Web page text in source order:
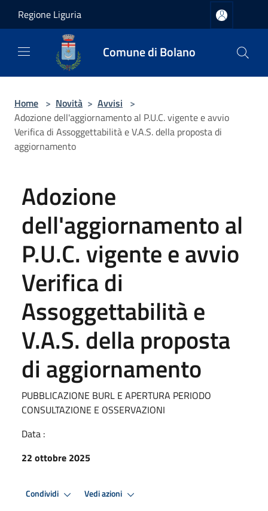
Regione Liguria
Comune di Bolano
Home > Novità > Avvisi >
Adozione dell'aggiornamento al P.U.C. vigente e avvio
Verifica di Assoggettabilità e V.A.S. della proposta di
aggiornamento
Adozione
dell'aggiornamento al
P.U.C. vigente e avvio
Verifica di
Assoggettabilità e
V.A.S. della proposta
di aggiornamento
PUBBLICAZIONE BURL E APERTURA PERIODO
CONSULTAZIONE E OSSERVAZIONI
Data :
22 ottobre 2025
Condividi Vedi azioni